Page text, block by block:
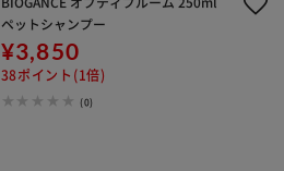
ペットシャンプー
¥3,850
38ポイント(1倍)
(0)